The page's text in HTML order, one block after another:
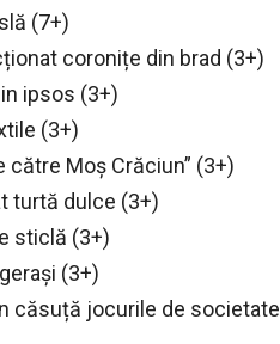
(7+)
coronițe din brad (3+)
ipsos (3+)
(3+)
către Moș Crăciun” (3+)
turtă dulce (3+)
sticlă (3+)
(3+)
căsuță jocurile de